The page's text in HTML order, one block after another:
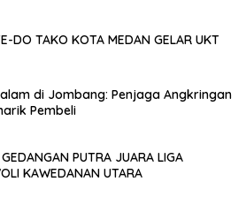
DO TAKO KOTA MEDAN GELAR UKT
di Jombang: Penjaga Angkringan
Pembeli
PUTRA JUARA LIGA
KAWEDANAN UTARA